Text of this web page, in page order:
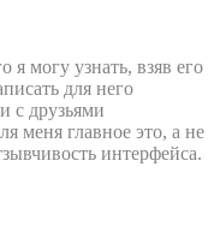
могу узнать, взяв его
для него
с друзьями
меня главное это, а не
интерфейса.